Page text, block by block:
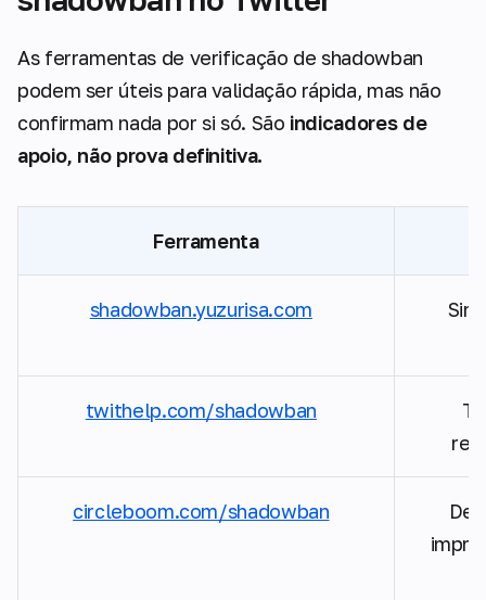
As ferramentas de verificação de shadowban
podem ser úteis para validação rápida, mas não
confirmam nada por si só. São indicadores de
apoio, não prova definitiva.
Ferramenta
shadowban.yuzurisa.com
twithelp.com/shadowban
circleboom.com/shadowban